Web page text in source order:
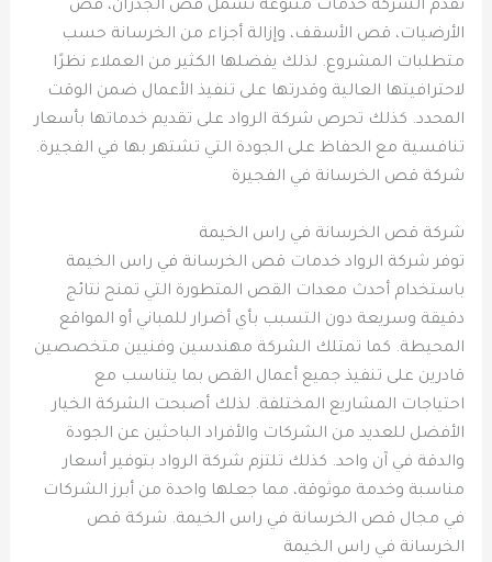
تقدم الشركة خدمات متنوعة تشمل قص الجدران، قص
الأرضيات، قص الأسقف، وإزالة أجزاء من الخرسانة حسب
متطلبات المشروع. لذلك يفضلها الكثير من العملاء نظرًا
لاحترافيتها العالية وقدرتها على تنفيذ الأعمال ضمن الوقت
المحدد. كذلك تحرص شركة الرواد على تقديم خدماتها بأسعار
تنافسية مع الحفاظ على الجودة التي تشتهر بها في الفجيرة.
شركة قص الخرسانة في الفجيرة
شركة قص الخرسانة في راس الخيمة
توفر شركة الرواد خدمات قص الخرسانة في راس الخيمة
باستخدام أحدث معدات القص المتطورة التي تمنح نتائج
دقيقة وسريعة دون التسبب بأي أضرار للمباني أو المواقع
المحيطة. كما تمتلك الشركة مهندسين وفنيين متخصصين
قادرين على تنفيذ جميع أعمال القص بما يتناسب مع
احتياجات المشاريع المختلفة. لذلك أصبحت الشركة الخيار
الأفضل للعديد من الشركات والأفراد الباحثين عن الجودة
والدقة في آن واحد. كذلك تلتزم شركة الرواد بتوفير أسعار
مناسبة وخدمة موثوقة، مما جعلها واحدة من أبرز الشركات
في مجال قص الخرسانة في راس الخيمة. شركة قص
الخرسانة في راس الخيمة